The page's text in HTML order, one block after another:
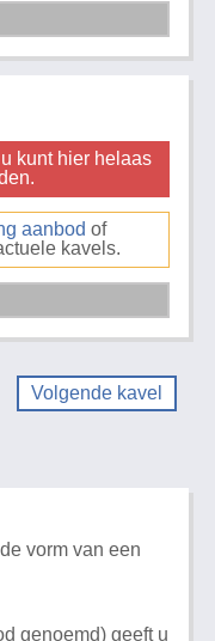
kunt hier helaas
aanbod of
kavels.
Volgende kavel
vorm van een
genoemd) geeft u